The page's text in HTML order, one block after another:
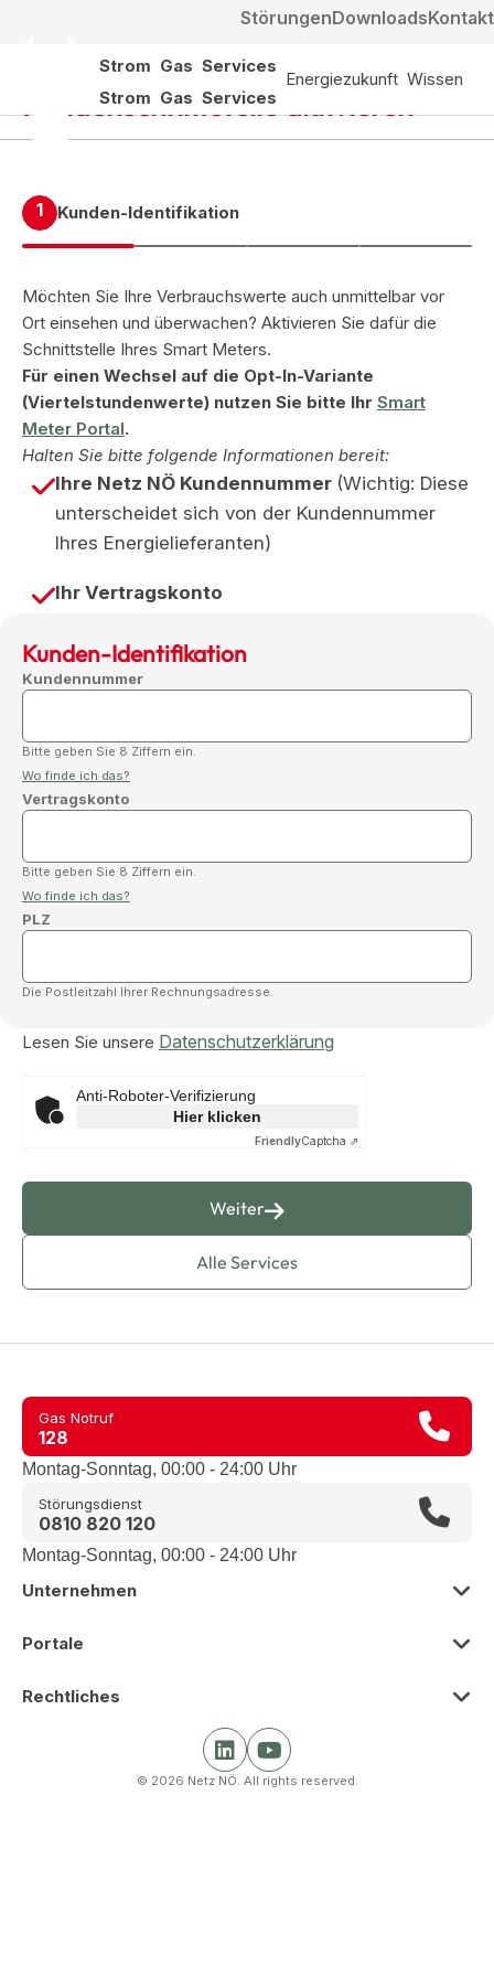
Strom
Strom
Gas
Gas
Services
Services
Energiezukunft Wissen
StörungenDownloadsKontakt
Kundenschnittstelle aktivieren
1 Kunden-Identifikation
Möchten Sie Ihre Verbrauchswerte auch unmittelbar vor
Ort einsehen und überwachen? Aktivieren Sie dafür die
Schnittstelle Ihres Smart Meters.
Für einen Wechsel auf die Opt-In-Variante
(Viertelstundenwerte) nutzen Sie bitte Ihr Smart
Meter Portal.
Halten Sie bitte folgende Informationen bereit:
Ihre Netz NÖ Kundennummer (Wichtig: Diese
unterscheidet sich von der Kundennummer
Ihres Energielieferanten)
Ihr Vertragskonto
Kunden-Identifikation
Kundennummer
Bitte geben Sie 8 Ziffern ein.
Wo finde ich das?
Vertragskonto
Bitte geben Sie 8 Ziffern ein.
Wo finde ich das?
PLZ
Die Postleitzahl Ihrer Rechnungsadresse.
Lesen Sie unsere Datenschutzerklärung
Anti-Roboter-Verifizierung
Hier klicken
FriendlyCaptcha ⇗
Alle Services
Weiter
Gas Notruf
128
Montag-Sonntag, 00:00 - 24:00 Uhr
Störungsdienst
0810 820 120
Montag-Sonntag, 00:00 - 24:00 Uhr
Unternehmen
Zur Übersicht
Portale
Zur Übersicht
Rechtliches
© 2026 Netz NÖ. All rights reserved.